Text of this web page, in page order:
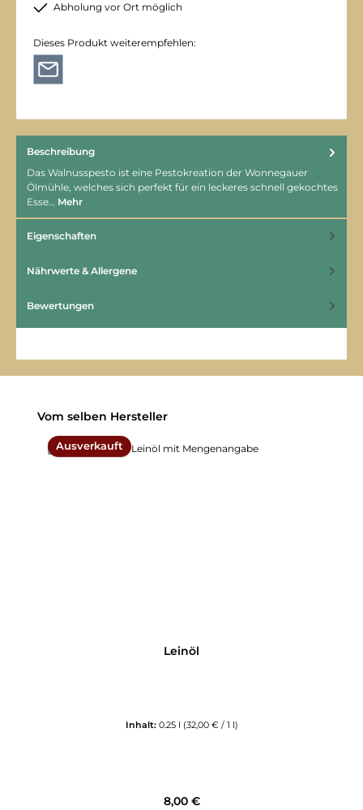
Abholung vor Ort möglich
Dieses Produkt weiterempfehlen:
Beschreibung
Das Walnusspesto ist eine Pestokreation der Wonnegauer
Ölmühle, welches sich perfekt für ein leckeres schnell gekochtes
Esse… Mehr
Eigenschaften
Nährwerte & Allergene
Bewertungen
Produktgalerie überspringen
Vom selben Hersteller
Ausverkauft
Leinöl
Inhalt: 0.25 l (32,00 € / 1 l)
Regulärer Preis:
8,00 €